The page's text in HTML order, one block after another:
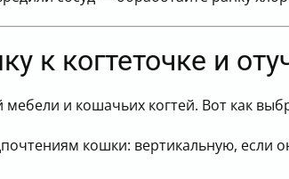
к когтеточке и
и кошачьих когтей. Вот как
кошки: вертикальную, если